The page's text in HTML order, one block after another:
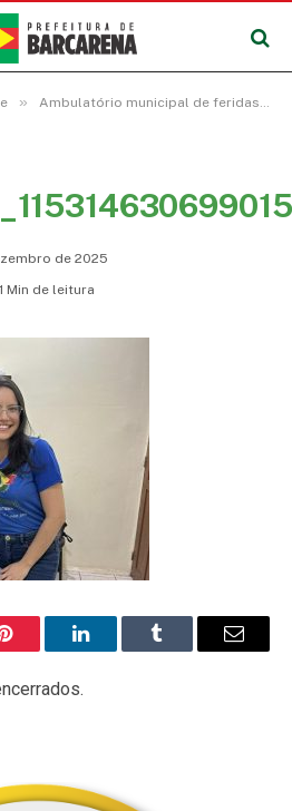
» Ambulatório municipal de feridas promove ação do Novembro azul com foco na saúde do homem
de 2025
1 Min de leitura
Pinterest LinkedInTumblr
E-